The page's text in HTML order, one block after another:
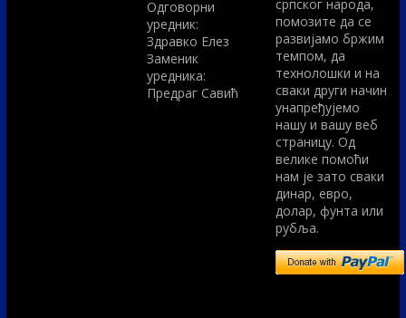
Одговорни
уредник:
Здравко Елез
Заменик
уредника:
Предраг Савић
српског народа,
помозите да се
развијамо бржим
темпом, да
технолошки и на
сваки други начин
унапређујемо
нашу и вашу веб
страницу. Од
велике помоћи
нам је зато сваки
динар, евро,
долар, фунта или
рубља.